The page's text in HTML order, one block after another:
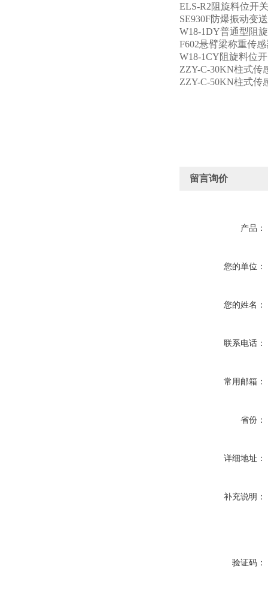
ELS-R2阻旋料位开关
SE930F防爆振动变
W18-1DY普通型阻
F602悬臂梁称重传
W18-1CY阻旋料位
ZZY-C-30KN柱式传
ZZY-C-50KN柱式传
留言询价
产品：
您的单位：
您的姓名：
联系电话：
常用邮箱：
省份：
详细地址：
补充说明：
验证码：